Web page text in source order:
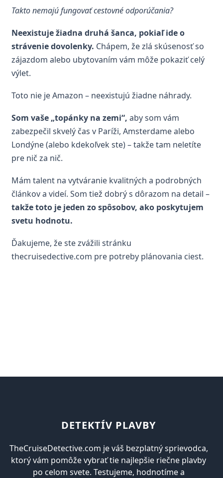
Takto nemajú fungovať cestovné odporúčania?
Neexistuje žiadna druhá šanca, pokiaľ ide o
strávenie dovolenky. Chápem, že zlá skúsenosť so
zájazdom alebo ubytovaním vám môže pokaziť celý
výlet.
Toto nie je Amazon – neexistujú žiadne náhrady.
Som vaše „topánky na zemi“, aby som vám
zabezpečil skvelý čas v Paríži, Amsterdame alebo
Londýne (alebo kdekoľvek ste) – takže tam neletíte
pre nič za nič.
Mám talent na vytváranie kvalitných a podrobných
článkov a videí. Som tiež dobrý s dôrazom na detail –
takže toto je jeden zo spôsobov, ako poskytujem
svetu hodnotu.
Ďakujeme, že ste zvážili stránku
thecruisedective.com pre potreby plánovania ciest.
DETEKTÍV PLAVBY
TheCruiseDetective.com je váš bezplatný sprievodca,
ktorý vám pomôže vybrať tie najlepšie riečne plavby
po celom svete. Testujeme, hodnotíme a